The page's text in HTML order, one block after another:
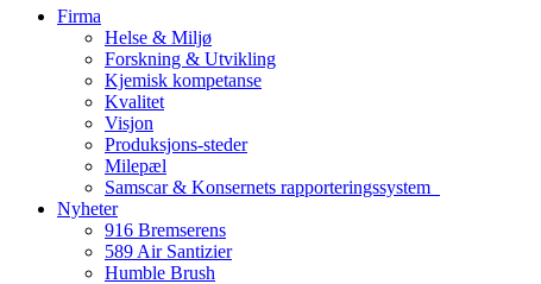
Firma
Helse & Miljø
Forskning & Utvikling
Kjemisk kompetanse
Kvalitet
Visjon
Produksjons-steder
Milepæl
Samscar & Konsernets rapporteringssystem
Nyheter
916 Bremserens
589 Air Santizier
Humble Brush